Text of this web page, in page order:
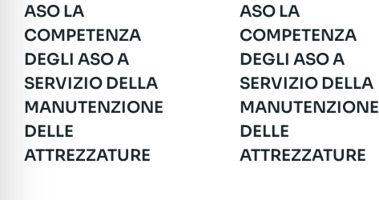
ASO LA
COMPETENZA
DEGLI ASO A
SERVIZIO DELLA
MANUTENZIONE
DELLE
ATTREZZATURE
ASO LA
COMPETENZA
DEGLI ASO A
SERVIZIO DELLA
MANUTENZIONE
DELLE
ATTREZZATURE